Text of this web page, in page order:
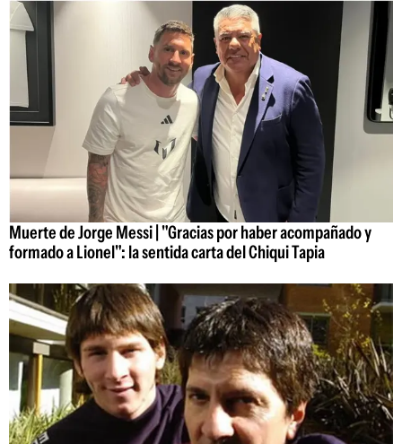
Muerte de Jorge Messi | "Gracias por haber acompañado y
formado a Lionel": la sentida carta del Chiqui Tapia